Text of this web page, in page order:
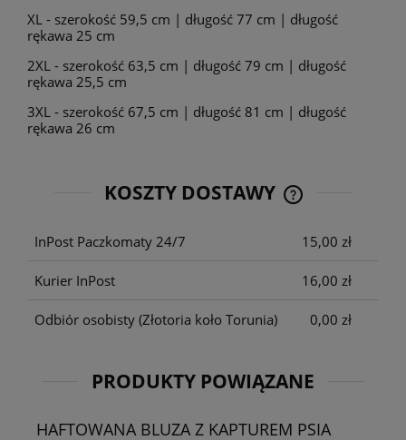
XL - szerokość 59,5 cm | długość 77 cm | długość
rękawa 25 cm
2XL - szerokość 63,5 cm | długość 79 cm | długość
rękawa 25,5 cm
3XL - szerokość 67,5 cm | długość 81 cm | długość
rękawa 26 cm
KOSZTY DOSTAWY
CENA NIE
InPost Paczkomaty 24/7 15,00 zł
Kurier InPost 16,00 zł
Odbiór osobisty (Złotoria koło Torunia) 0,00 zł
PRODUKTY POWIĄZANE
HAFTOWANA BLUZA Z KAPTUREM PSIA